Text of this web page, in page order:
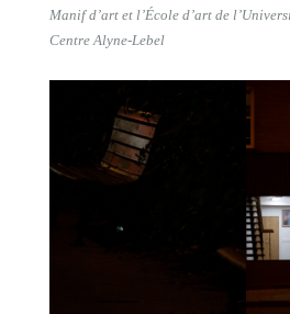
Manif d’art et l’École d’art de
Centre Alyne-Lebel